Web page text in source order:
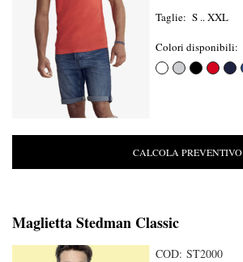
Taglie: S .. XXL
Colori disponibili:
CALCOLA PREVENTIVO
Maglietta Stedman Classic
COD: ST2000